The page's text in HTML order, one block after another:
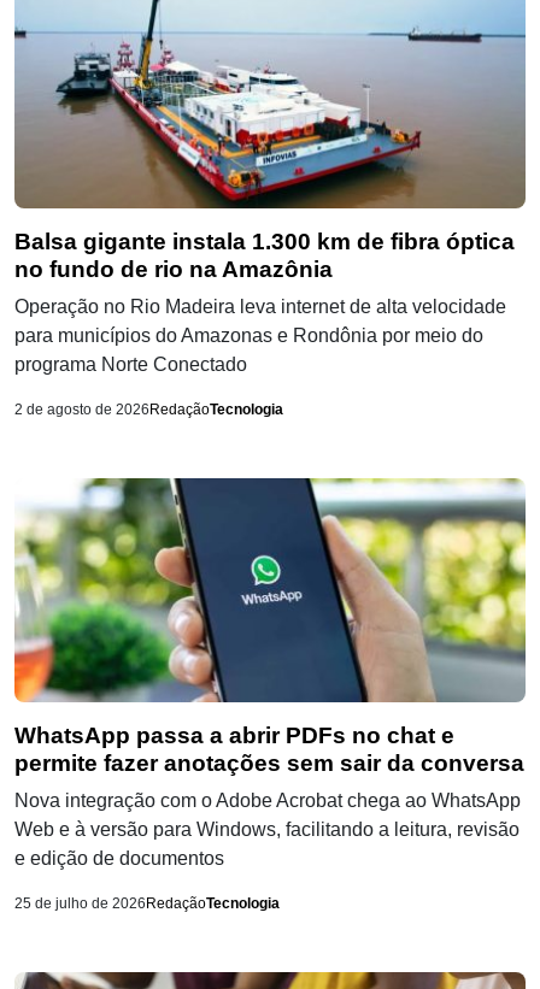
Balsa gigante instala 1.300 km de fibra óptica
no fundo de rio na Amazônia
Operação no Rio Madeira leva internet de alta velocidade
para municípios do Amazonas e Rondônia por meio do
programa Norte Conectado
2 de agosto de 2026 RedaçãoTecnologia
WhatsApp passa a abrir PDFs no chat e
permite fazer anotações sem sair da conversa
Nova integração com o Adobe Acrobat chega ao WhatsApp
Web e à versão para Windows, facilitando a leitura, revisão
e edição de documentos
25 de julho de 2026 RedaçãoTecnologia